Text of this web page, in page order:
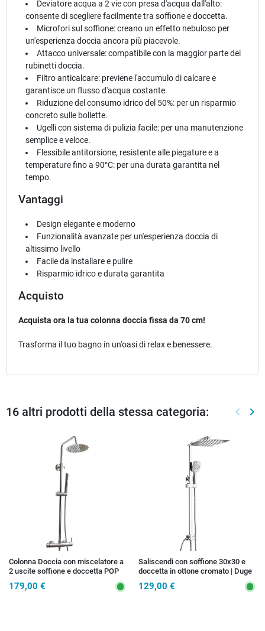
Deviatore acqua a 2 vie con presa d'acqua dall'alto:
consente di scegliere facilmente tra soffione e doccetta.
Microfori sul soffione: creano un effetto nebuloso per
un'esperienza doccia ancora più piacevole.
Attacco universale: compatibile con la maggior parte dei
rubinetti doccia.
Filtro anticalcare: previene l'accumulo di calcare e
garantisce un flusso d'acqua costante.
Riduzione del consumo idrico del 50%: per un risparmio
concreto sulle bollette.
Ugelli con sistema di pulizia facile: per una manutenzione
semplice e veloce.
Flessibile antitorsione, resistente alle piegature e a
temperature fino a 90°C: per una durata garantita nel
tempo.
Vantaggi
Design elegante e moderno
Funzionalità avanzate per un'esperienza doccia di
altissimo livello
Facile da installare e pulire
Risparmio idrico e durata garantita
Acquisto
Acquista ora la tua colonna doccia fissa da 70 cm!
Trasforma il tuo bagno in un'oasi di relax e benessere.
16 altri prodotti della stessa categoria: keyboard_arrow_left keyboard_arrow_right
Colonna Doccia con miscelatore a
2 uscite soffione e doccetta POP
179,00 €
Saliscendi con soffione 30x30 e
doccetta in ottone cromato | Duge
129,00 €